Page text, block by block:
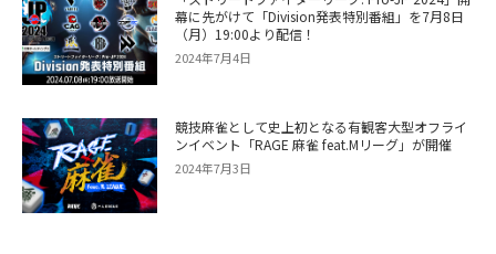
幕に先がけて「Division発表特別番組」を7月8日
（月）19:00より配信！
2024年7月4日
競技麻雀として史上初となる有観客大型オフライ
ンイベント「RAGE 麻雀 feat.Mリーグ」が開催
2024年7月3日